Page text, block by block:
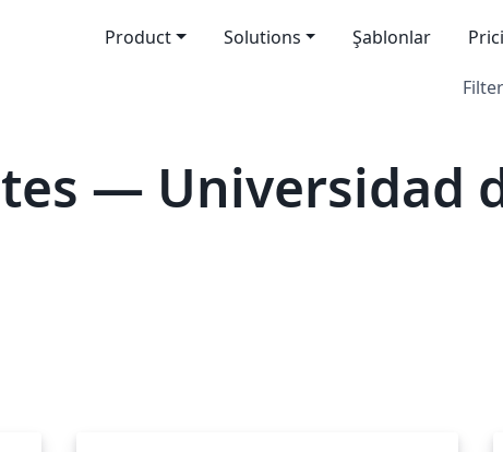
Product Solutions Şablonlar
— Universidad